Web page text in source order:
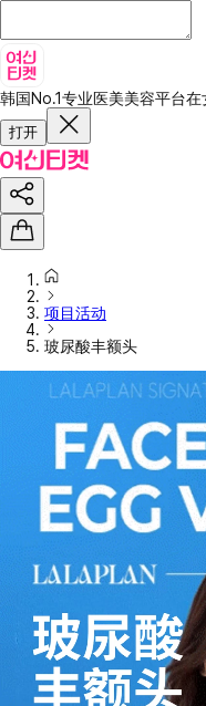
韩国No.1专业医美美容平台在
打开
项目活动
玻尿酸丰额头